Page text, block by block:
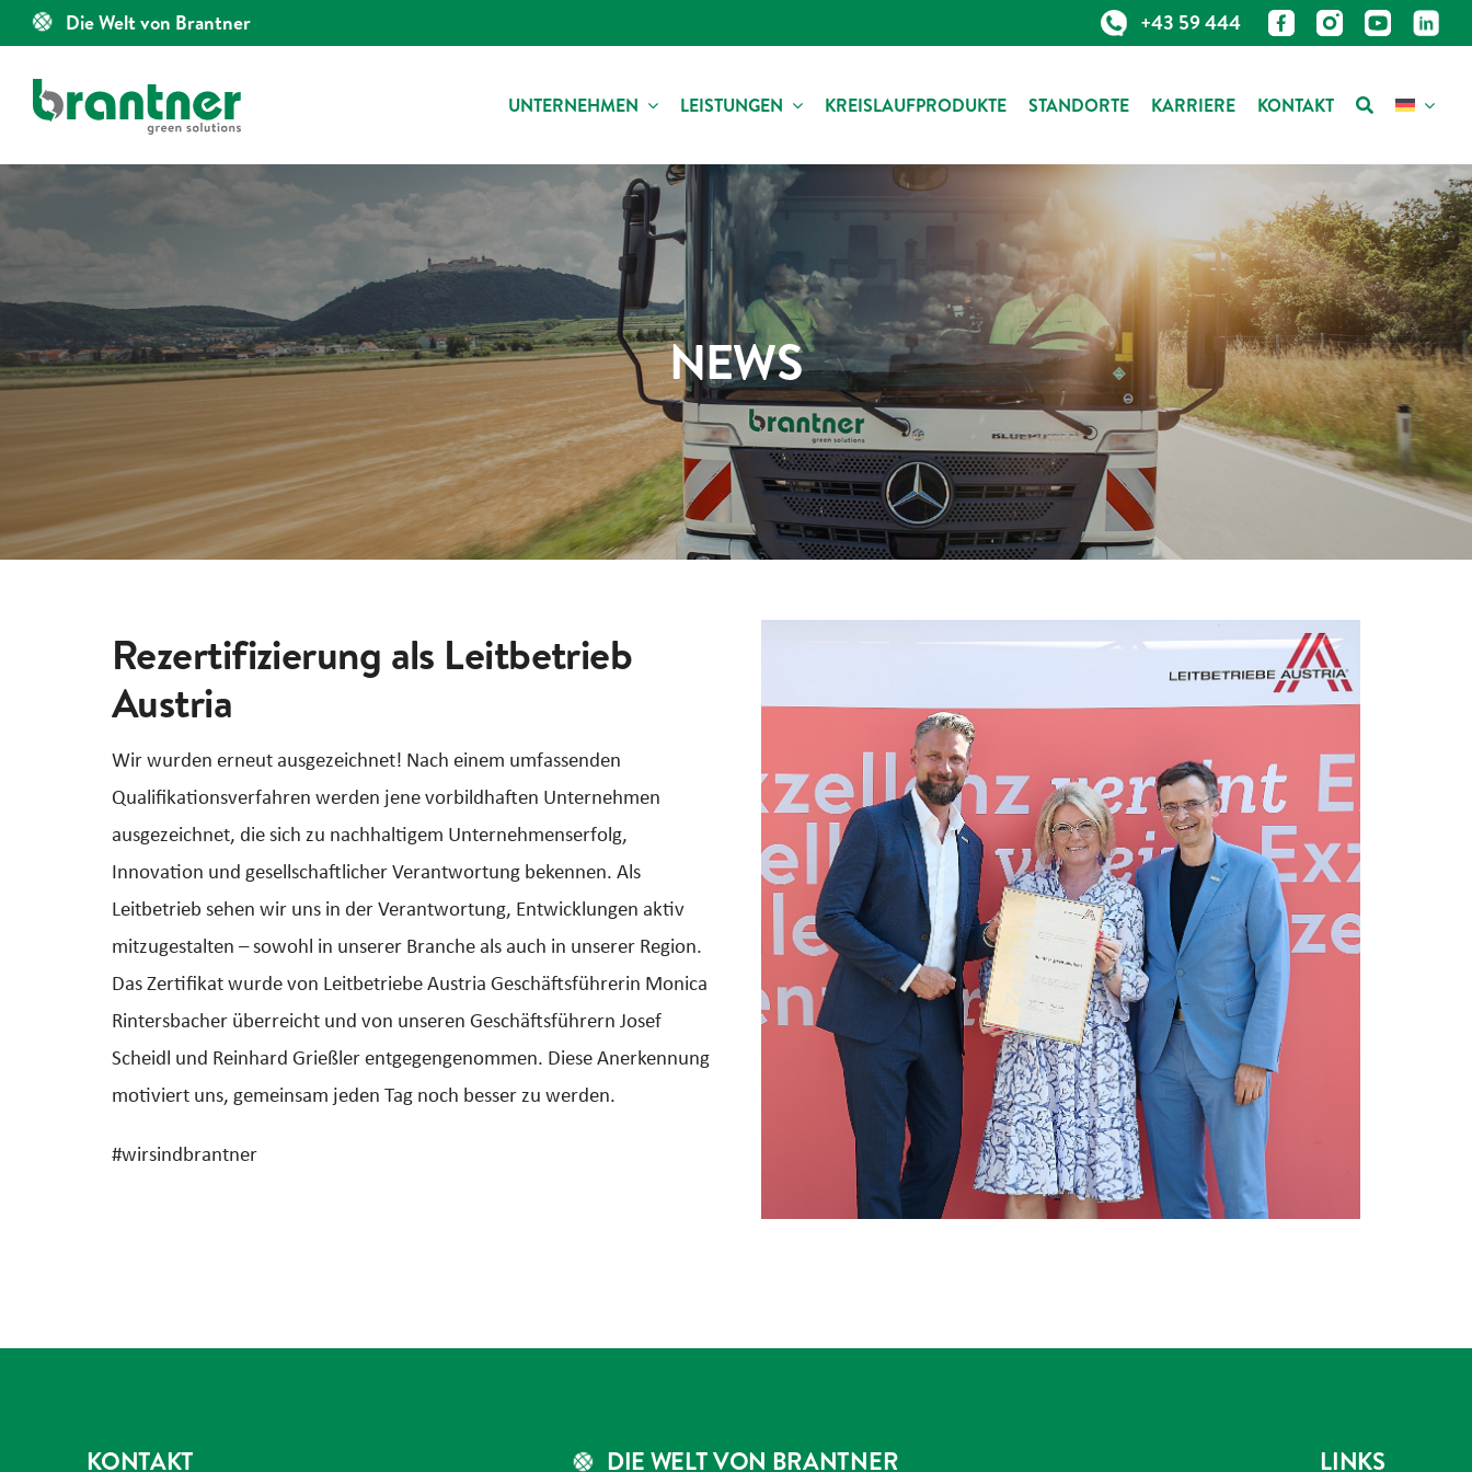
Zum
springen
Die Welt von Brantner +43 59 444
UNTERNEHMEN LEISTUNGEN KREISLAUFPRODUKTE STANDORTE KARRIERE KONTAKT
NEWS
Rezertifizierung als Leitbetrieb
Austria
Wir wurden erneut ausgezeichnet! Nach einem umfassenden
Qualifikationsverfahren werden jene vorbildhaften Unternehmen
ausgezeichnet, die sich zu nachhaltigem Unternehmenserfolg,
Innovation und gesellschaftlicher Verantwortung bekennen. Als
Leitbetrieb sehen wir uns in der Verantwortung, Entwicklungen aktiv
mitzugestalten – sowohl in unserer Branche als auch in unserer Region.
Das Zertifikat wurde von Leitbetriebe Austria Geschäftsführerin Monica
Rintersbacher überreicht und von unseren Geschäftsführern Josef
Scheidl und Reinhard Grießler entgegengenommen. Diese Anerkennung
motiviert uns, gemeinsam jeden Tag noch besser zu werden.
#wirsindbrantner
KONTAKT DIE WELT VON BRANTNER LINKS